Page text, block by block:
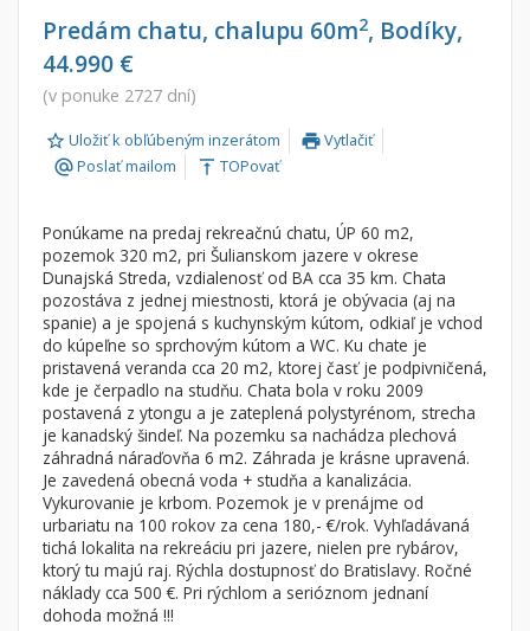
Predaj
Prenájom
Do:
×
Trnavský (kraj)
Byt
Garsónky
Dvojgarsónky
1-izbové
2-izbové
3-izbové
4 a viac izbové byty
Dom
Vila
Chalupa
Pozemok
Predám chatu, chalupu 60m2, Bodíky,
44.990 €
(v ponuke 2727 dní)
Uložiť k obľúbeným inzerátom printVytlačiť
alternate_emailPoslať mailom vertical_align_top TOPovať
Ponúkame na predaj rekreačnú chatu, ÚP 60 m2,
pozemok 320 m2, pri Šulianskom jazere v okrese
Dunajská Streda, vzdialenosť od BA cca 35 km. Chata
pozostáva z jednej miestnosti, ktorá je obývacia (aj na
spanie) a je spojená s kuchynským kútom, odkiaľ je vchod
do kúpeľne so sprchovým kútom a WC. Ku chate je
pristavená veranda cca 20 m2, ktorej časť je podpivničená,
kde je čerpadlo na studňu. Chata bola v roku 2009
postavená z ytongu a je zateplená polystyrénom, strecha
je kanadský šindeľ. Na pozemku sa nachádza plechová
záhradná náraďovňa 6 m2. Záhrada je krásne upravená.
Je zavedená obecná voda + studňa a kanalizácia.
Vykurovanie je krbom. Pozemok je v prenájme od
urbariatu na 100 rokov za cena 180,- €/rok. Vyhľadávaná
tichá lokalita na rekreáciu pri jazere, nielen pre rybárov,
ktorý tu majú raj. Rýchla dostupnosť do Bratislavy. Ročné
náklady cca 500 €. Pri rýchlom a serióznom jednaní
dohoda možná !!!